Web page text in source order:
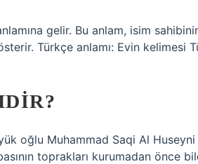
gelir. Bu anlam, isim
Türkçe anlamı: Evin kelimesi
oğlu Muhammad Saqi Al Huseyni
toprakları kurumadan önce